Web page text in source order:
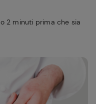
2 minuti prima che sia